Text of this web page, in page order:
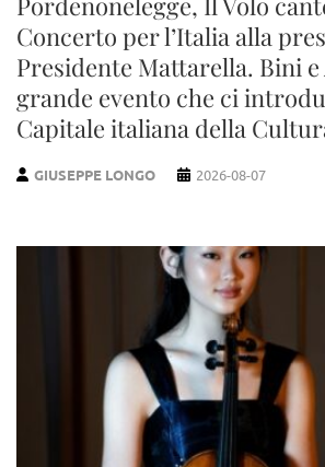
Concerto per l’Italia alla
Presidente Mattarella. Bini
grande evento che ci
Capitale italiana della
GIUSEPPE LONGO 2026-08-07